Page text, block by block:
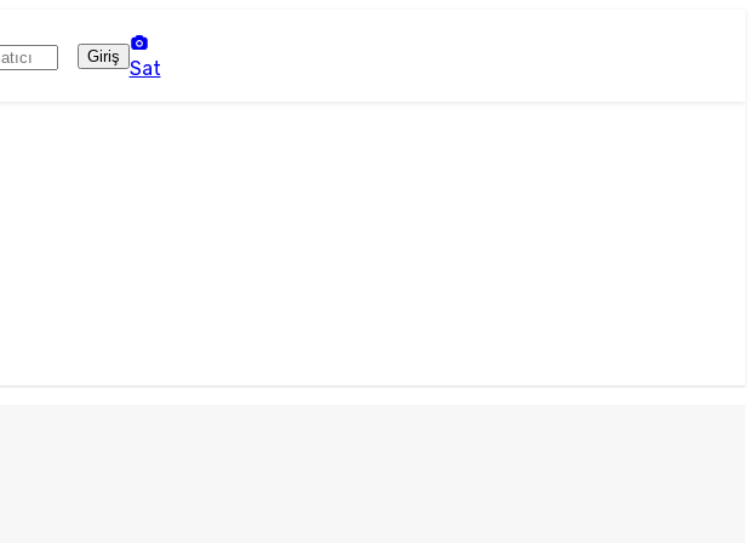
Giriş
Sat